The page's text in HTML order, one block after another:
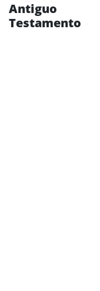
Antiguo
Testamento